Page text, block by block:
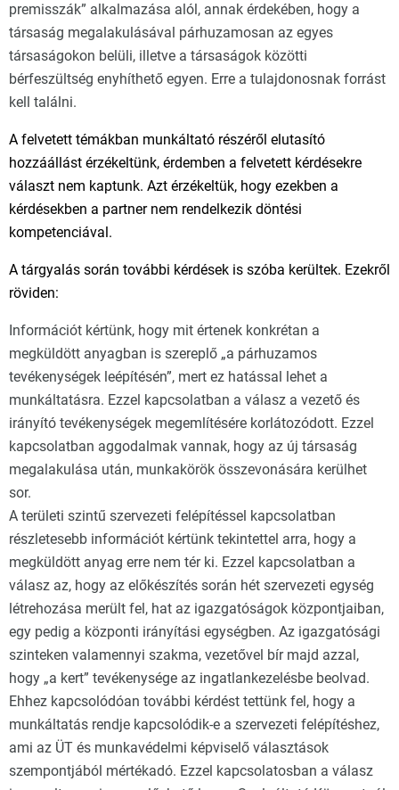
premisszák” alkalmazása alól, annak érdekében, hogy a
társaság megalakulásával párhuzamosan az egyes
társaságokon belüli, illetve a társaságok közötti
bérfeszültség enyhíthető egyen. Erre a tulajdonosnak forrást
kell találni.
A felvetett témákban munkáltató részéről elutasító
hozzáállást érzékeltünk, érdemben a felvetett kérdésekre
választ nem kaptunk. Azt érzékeltük, hogy ezekben a
kérdésekben a partner nem rendelkezik döntési
kompetenciával.
A tárgyalás során további kérdések is szóba kerültek. Ezekről
röviden:
Információt kértünk, hogy mit értenek konkrétan a
megküldött anyagban is szereplő „a párhuzamos
tevékenységek leépítésén”, mert ez hatással lehet a
munkáltatásra. Ezzel kapcsolatban a válasz a vezető és
irányító tevékenységek megemlítésére korlátozódott. Ezzel
kapcsolatban aggodalmak vannak, hogy az új társaság
megalakulása után, munkakörök összevonására kerülhet
sor.
A területi szintű szervezeti felépítéssel kapcsolatban
részletesebb információt kértünk tekintettel arra, hogy a
megküldött anyag erre nem tér ki. Ezzel kapcsolatban a
válasz az, hogy az előkészítés során hét szervezeti egység
létrehozása merült fel, hat az igazgatóságok központjaiban,
egy pedig a központi irányítási egységben. Az igazgatósági
szinteken valamennyi szakma, vezetővel bír majd azzal,
hogy „a kert” tevékenysége az ingatlankezelésbe beolvad.
Ehhez kapcsolódóan további kérdést tettünk fel, hogy a
munkáltatás rendje kapcsolódik-e a szervezeti felépítéshez,
ami az ÜT és munkavédelmi képviselő választások
szempontjából mértékadó. Ezzel kapcsolatosban a válasz